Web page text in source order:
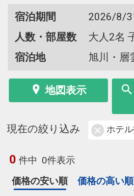
宿泊期間
2026/8/
人数・部屋数
大人2名
宿泊地
旭川・層
地図表示
現在の絞り込み ホテ
0 件中 0件表示
価格の安い順
価格の高い順